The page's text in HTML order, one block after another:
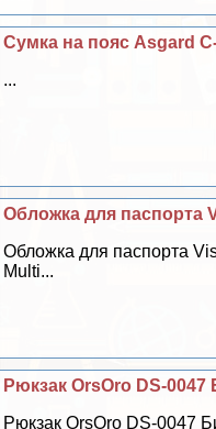
Сумка на пояс Asgard
...
Обложка для паспорта
Обложка для паспорта
Multi...
Рюкзак OrsOro DS-
Рюкзак OrsOro DS-0047